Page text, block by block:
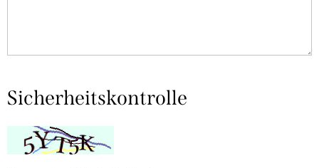
Sicherheitskontrolle